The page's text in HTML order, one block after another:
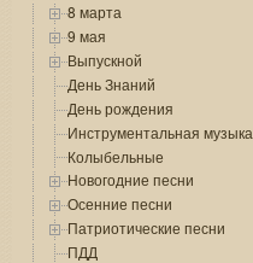
8 марта
9 мая
Выпускной
День Знаний
День рождения
Инструментальная музыка
Колыбельные
Новогодние песни
Осенние песни
Патриотические песни
ПДД